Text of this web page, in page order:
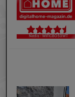
Nedis - WIFICBO50WT